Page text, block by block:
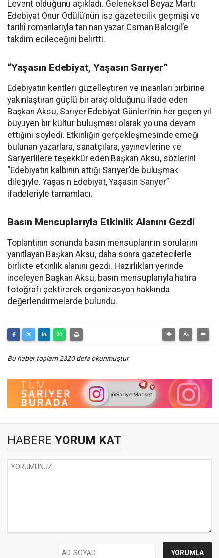
Levent olduğunu açıkladı. Geleneksel Beyaz Martı
Edebiyat Onur Ödülü’nün ise gazetecilik geçmişi ve
tarihî romanlarıyla tanınan yazar Osman Balcıgil’e
takdim edileceğini belirtti.
“Yaşasın Edebiyat, Yaşasın Sarıyer”
Edebiyatın kentleri güzelleştiren ve insanları birbirine
yakınlaştıran güçlü bir araç olduğunu ifade eden
Başkan Aksu, Sarıyer Edebiyat Günleri’nin her geçen yıl
büyüyen bir kültür buluşması olarak yoluna devam
ettiğini söyledi. Etkinliğin gerçekleşmesinde emeği
bulunan yazarlara, sanatçılara, yayınevlerine ve
Sarıyerlilere teşekkür eden Başkan Aksu, sözlerini
“Edebiyatın kalbinin attığı Sarıyer’de buluşmak
dileğiyle. Yaşasın Edebiyat, Yaşasın Sarıyer”
ifadeleriyle tamamladı.
Basın Mensuplarıyla Etkinlik Alanını Gezdi
Toplantının sonunda basın mensuplarının sorularını
yanıtlayan Başkan Aksu, daha sonra gazetecilerle
birlikte etkinlik alanını gezdi. Hazırlıkları yerinde
inceleyen Başkan Aksu, basın mensuplarıyla hatıra
fotoğrafı çektirerek organizasyon hakkında
değerlendirmelerde bulundu.
Bu haber toplam 2320 defa okunmuştur
HABERE YORUM KAT